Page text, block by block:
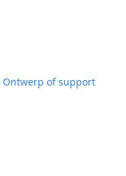
Ontwerp of support